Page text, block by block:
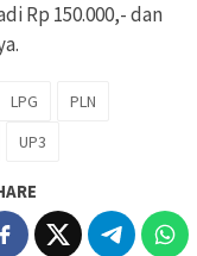
Rp 150.000,- dan
LPG
PLN
UP3